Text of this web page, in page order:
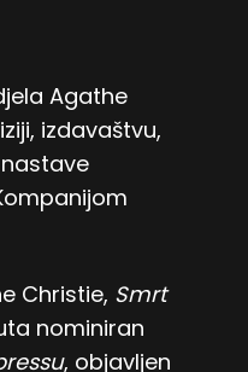
Agathe
izdavaštvu,
Christie, Smrt
nominiran
, objavljen